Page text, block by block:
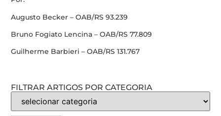
Augusto Becker – OAB/RS 93.239
Bruno Fogiato Lencina – OAB/RS 77.809
Guilherme Barbieri – OAB/RS 131.767
FILTRAR ARTIGOS POR CATEGORIA